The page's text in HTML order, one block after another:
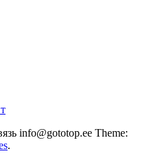
info@gototop.ee Theme:
.